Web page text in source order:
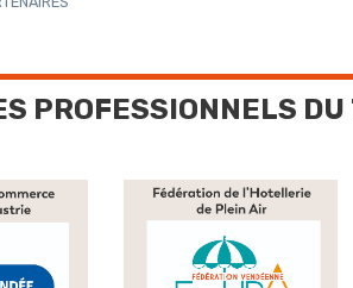
PROFESSIONNELS DU